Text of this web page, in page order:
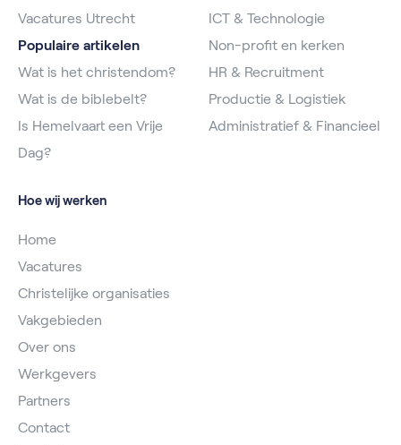
Vacatures Utrecht
Populaire artikelen
Wat is het christendom?
Wat is de biblebelt?
Is Hemelvaart een Vrije
Dag?
ICT & Technologie
Non-profit en kerken
HR & Recruitment
Productie & Logistiek
Administratief & Financieel
Hoe wij werken
Home
Vacatures
Christelijke organisaties
Vakgebieden
Over ons
Werkgevers
Partners
Contact